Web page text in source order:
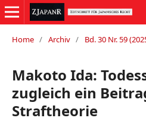
Home / Archiv / Bd. 30 Nr. 59
Makoto Ida:
zugleich ein
Straftheorie